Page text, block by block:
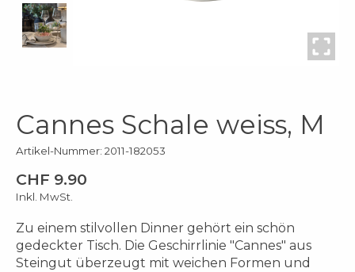
Cannes Schale weiss, M
Artikel-Nummer: 2011-182053
CHF 9.90
Inkl. MwSt.
Zu einem stilvollen Dinner gehört ein schön
gedeckter Tisch. Die Geschirrlinie "Cannes" aus
Steingut überzeugt mit weichen Formen und